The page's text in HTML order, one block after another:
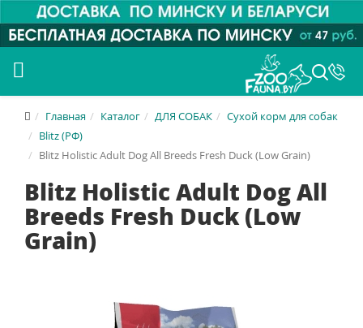
Главная Каталог ДЛЯ СОБАК
Сухой корм для собак
Blitz (РФ)
Blitz Holistic Adult Dog All Breeds Fresh Duck (Low Grain)
Blitz Holistic Adult Dog All
Breeds Fresh Duck (Low
Grain)